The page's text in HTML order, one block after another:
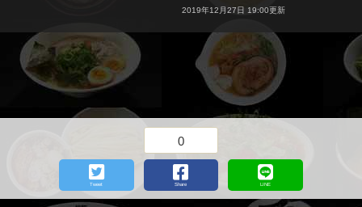
2019年12月27日 19:00更新
Tweet
0
Share LINE